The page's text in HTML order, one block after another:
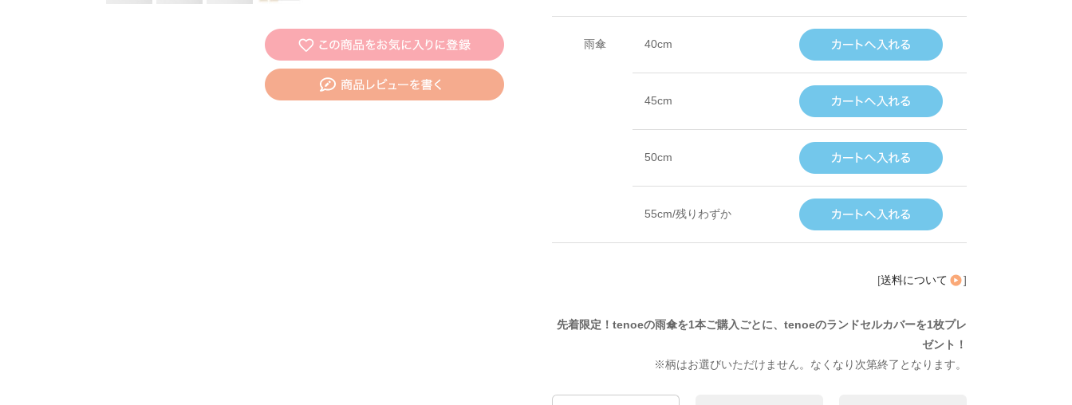
雨傘 40cm
45cm
50cm
55cm/残りわずか
[送料について ]
先着限定！tenoeの雨傘を1本ご購入ごとに、tenoeのランドセルカバーを1枚プレ
ゼント！
※柄はお選びいただけません。なくなり次第終了となります。